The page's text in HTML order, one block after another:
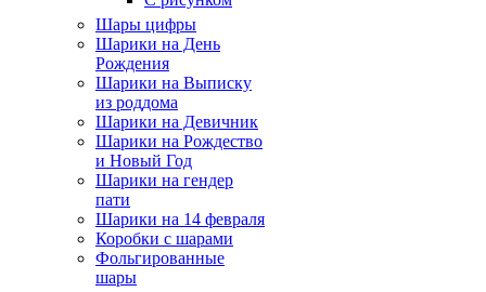
Шары цифры
Шарики на День
Рождения
Шарики на Выписку
из роддома
Шарики на Девичник
Шарики на Рождество
и Новый Год
Шарики на гендер
пати
Шарики на 14 февраля
Коробки с шарами
Фольгированные
шары